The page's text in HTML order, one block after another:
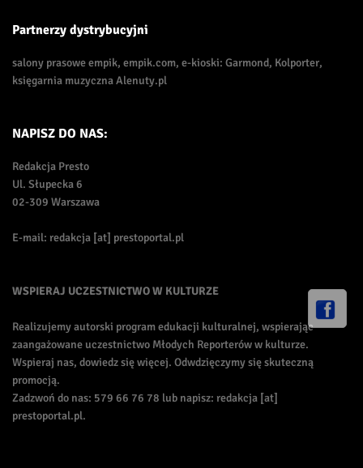
Partnerzy dystrybucyjni
salony prasowe empik, empik.com, e-kioski: Garmond, Kolporter,
księgarnia muzyczna Alenuty.pl
NAPISZ DO NAS:
Redakcja Presto
Ul. Słupecka 6
02-309 Warszawa
E-mail: redakcja [at] prestoportal.pl
WSPIERAJ UCZESTNICTWO W KULTURZE
Realizujemy autorski program edukacji kulturalnej, wspierając
zaangażowane uczestnictwo Młodych Reporterów w kulturze.
Wspieraj nas, dowiedz się więcej. Odwdzięczymy się skuteczną
promocją.
Zadzwoń do nas: 579 66 76 78 lub napisz: redakcja [at]
prestoportal.pl.